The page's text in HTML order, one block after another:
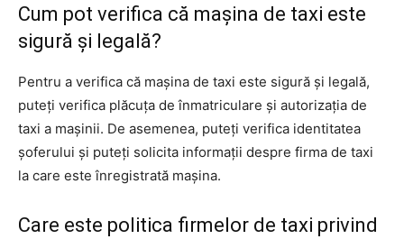
Cum pot verifica că mașina de taxi este
sigură și legală?
Pentru a verifica că mașina de taxi este sigură și legală,
puteți verifica plăcuța de înmatriculare și autorizația de
taxi a mașinii. De asemenea, puteți verifica identitatea
șoferului și puteți solicita informații despre firma de taxi
la care este înregistrată mașina.
Care este politica firmelor de taxi privind